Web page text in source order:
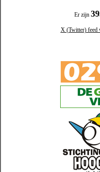
Er zijn
X (Twitter) feed